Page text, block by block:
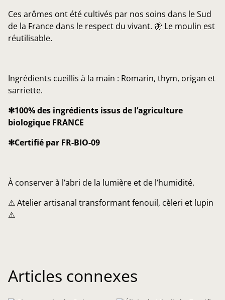
Ces arômes ont été cultivés par nos soins dans le Sud
de la France dans le respect du vivant. 🦋 Le moulin est
réutilisable.
Ingrédients cueillis à la main : Romarin, thym, origan et
sarriette.
✻100% des ingrédients issus de l’agriculture
biologique FRANCE
✻Certifié par FR-BIO-09
À conserver à l’abri de la lumière et de l’humidité.
⚠ Atelier artisanal transformant fenouil, cèleri et lupin
⚠
Articles connexes